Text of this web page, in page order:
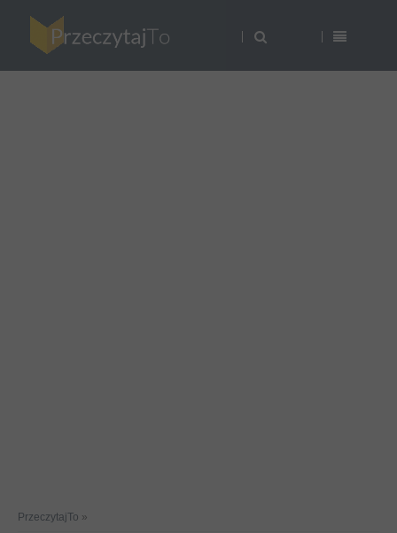
PrzeczytajTo »